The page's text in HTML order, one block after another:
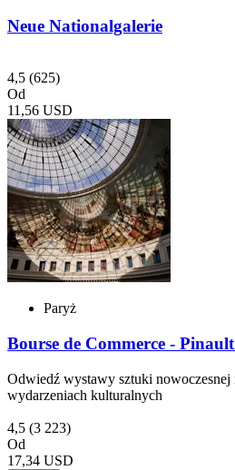
Neue Nationalgalerie
4,5 (625)
Od
11,56 USD
Paryż
Bourse de Commerce -
Odwiedź wystawy sztuki nowoczesnej
wydarzeniach kulturalnych
4,5 (3 223)
Od
17,34 USD